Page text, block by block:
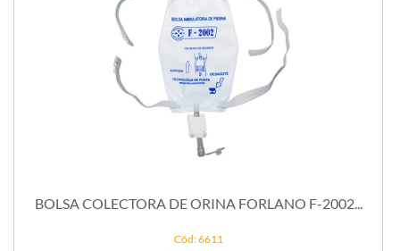
BOLSA COLECTORA DE ORINA FORLANO F-2002...
Cód: 6611